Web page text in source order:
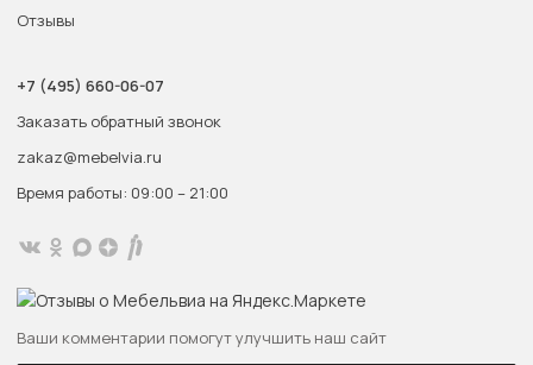
Отзывы
+7 (495) 660-06-07
Заказать обратный звонок
zakaz@mebelvia.ru
Время работы: 09:00 – 21:00
Ваши комментарии помогут улучшить наш сайт